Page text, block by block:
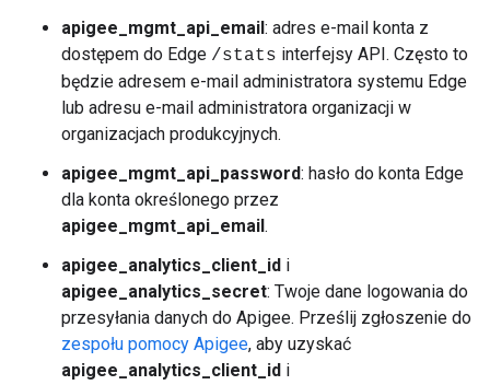
apigee_mgmt_api_email: adres e-mail konta z
dostępem do Edge /stats interfejsy API. Często to
będzie adresem e-mail administratora systemu Edge
lub adresu e-mail administratora organizacji w
organizacjach produkcyjnych.
apigee_mgmt_api_password: hasło do konta Edge
dla konta określonego przez
apigee_mgmt_api_email.
apigee_analytics_client_id i
apigee_analytics_secret: Twoje dane logowania do
przesyłania danych do Apigee. Prześlij zgłoszenie do
zespołu pomocy Apigee, aby uzyskać
apigee_analytics_client_id i